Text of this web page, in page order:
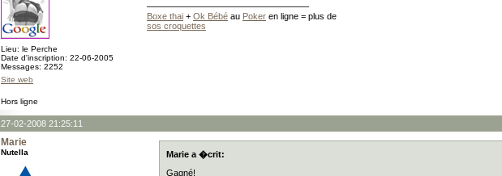
Lieu: le Perche
Date d'inscription: 22-06-2005
Messages: 2252
Site web
Boxe thai + Ok Bébé au Poker en ligne = plus de
sos croquettes
Hors ligne
27-02-2008 21:25:11
Marie
Nutella
Marie a �crit:
Gagné!